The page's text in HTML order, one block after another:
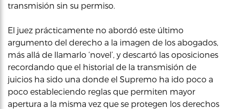
transmisión sin su permiso.
El juez prácticamente no abordó este último
argumento del derecho a la imagen de los abogados,
más allá de llamarlo ‘novel’, y descartó las oposiciones
recordando que el historial de la transmisión de
juicios ha sido una donde el Supremo ha ido poco a
poco estableciendo reglas que permiten mayor
apertura a la misma vez que se protegen los derechos